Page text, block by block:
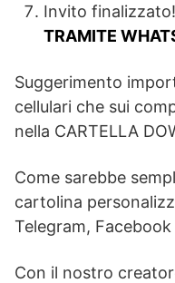
Invito
TRAMITE
Suggerimento
cellulari che sui
nella CARTELLA
Come sarebbe
cartolina
Telegram,
Con il nostro